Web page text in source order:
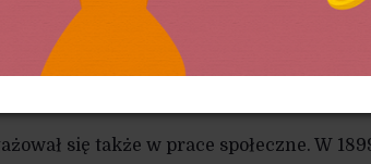
do Borowa, aby zająć się prowadzeniem
ojca, przekształcił folwark w
ziemi, umożliwiając rolnikom jej
się także w prace społeczne. W